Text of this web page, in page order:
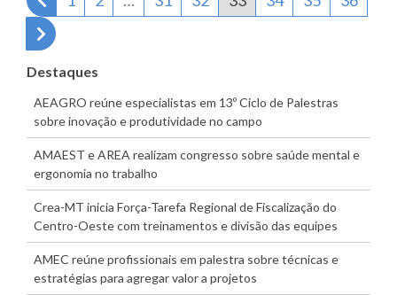
Próxima página
Destaques
AEAGRO reúne especialistas em 13º Ciclo de Palestras
sobre inovação e produtividade no campo
AMAEST e AREA realizam congresso sobre saúde mental e
ergonomia no trabalho
Crea-MT inicia Força-Tarefa Regional de Fiscalização do
Centro-Oeste com treinamentos e divisão das equipes
AMEC reúne profissionais em palestra sobre técnicas e
estratégias para agregar valor a projetos